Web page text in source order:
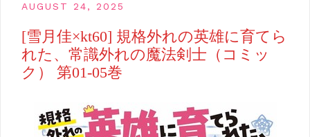
AUGUST 24, 2025
[雪月佳×kt60] 規格外れの英雄に育てら
れた、常識外れの魔法剣士（コミッ
ク） 第01-05巻